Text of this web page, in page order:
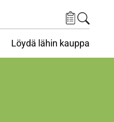
Löydä lähin kauppa